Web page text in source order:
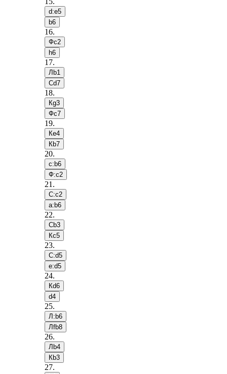
d:e5
b6
16.
Фc2
h6
17.
Лb1
Сd7
18.
Кg3
Фc7
19.
Кe4
Кb7
20.
c:b6
Ф:c2
21 .
С:c2
a:b6
22.
Сb3
Кc5
23.
С:d5
e:d5
24.
Кd6
d4
25.
Л:b6
Лfb8
26.
Лb4
Кb3
27.